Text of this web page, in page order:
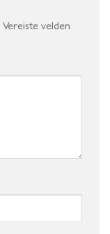
Vereiste velden